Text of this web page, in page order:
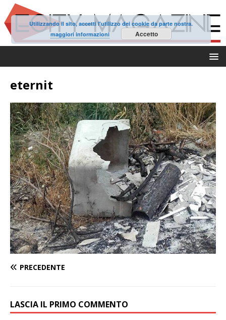
eternit
PRECEDENTE
LASCIA IL PRIMO COMMENTO
Utilizzando il sito, accetti l'utilizzo dei cookie da parte nostra.
maggiori informazioni
Accetto